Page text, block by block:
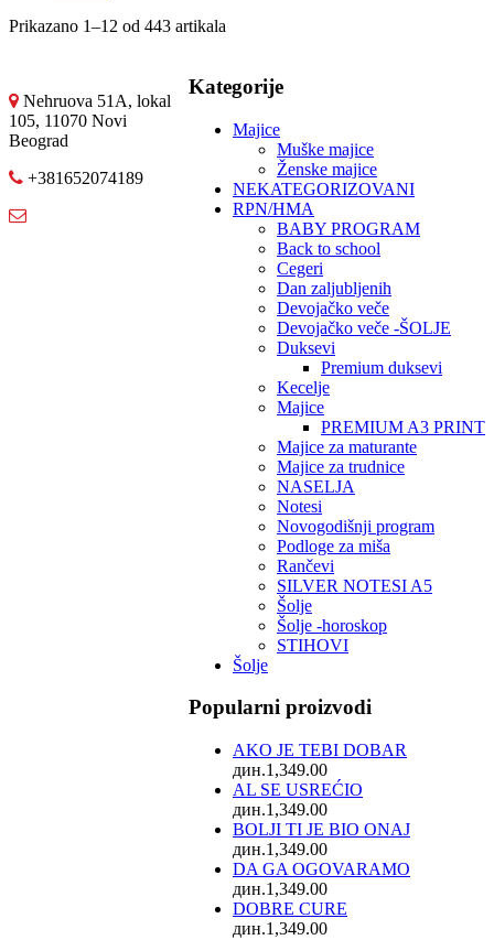
Prikazano 1–12 od 443 artikala
Kategorije
Majice
Muške majice
Ženske majice
NEKATEGORIZOVANI
RPN/HMA
BABY PROGRAM
Back to school
Cegeri
Dan zaljubljenih
Devojačko veče
Devojačko veče -ŠOLJE
Duksevi
Premium duksevi
Kecelje
Majice
PREMIUM A3 PRINT
Majice za maturante
Majice za trudnice
NASELJA
Notesi
Novogodišnji program
Podloge za miša
Rančevi
SILVER NOTESI A5
Šolje
Šolje -horoskop
STIHOVI
Šolje
Popularni proizvodi
AKO JE TEBI DOBAR
дин.1,349.00
AL SE USREĆIO
дин.1,349.00
BOLJI TI JE BIO ONAJ
дин.1,349.00
DA GA OGOVARAMO
дин.1,349.00
DOBRE CURE
дин.1,349.00
Nehruova 51A, lokal
105, 11070 Novi
Beograd
+381652074189